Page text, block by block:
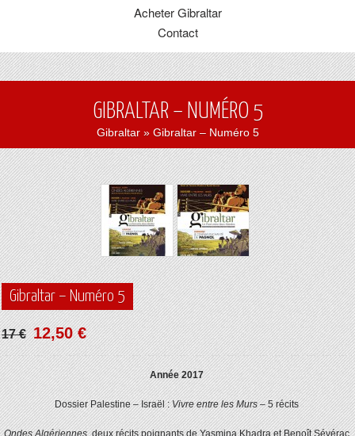
Acheter Gibraltar
Contact
GIBRALTAR – NUMÉRO 5
Gibraltar» Gibraltar – Numéro 5
Gibraltar – Numéro 5
17 € 12,50 €
Année 2017
Dossier Palestine – Israël :Vivre entre les Murs– 5 récits
Ondes Algériennes, deux récits poignants de Yasmina Khadra et Benoît Sévérac